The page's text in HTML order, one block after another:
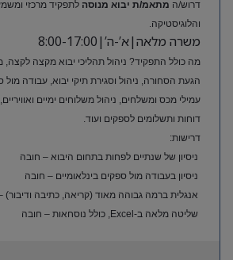
דרוש/ה מתאמ/ת יבוא מנוסה לתפקיד מרכזי
והלוגיסטיקה.
משרה מלאה|א’-ה’|8:00-17:00
מה כולל התפקיד? ניהול תהליכי יבוא מקצה
הגעת הסחורה, ניהול וסגירת תיקי יבוא, עבודה מול
עמילי מכס ומשלחים, ניהול משלוחים ימיים
דוחות ותשלומים לספקים ועוד.
דרישות:
ניסיון של שנתיים לפחות בתחום היבוא – חובה
ניסיון בעבודה מול ספקים בינלאומיים – חובה
אנגלית ברמה גבוהה מאוד (קריאה, כתיבה ודיבור)
שליטה מלאה ב-Excel, כולל נוסחאות – חובה